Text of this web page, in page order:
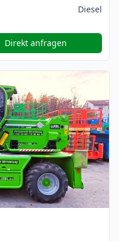
Diesel
Direkt anfragen